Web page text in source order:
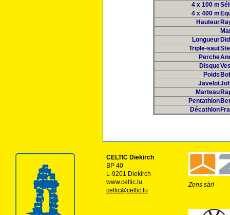
4 x 100 m
4 x 400 m
Hauteur
Longueur
Triple-saut
Perche
Disque
Poids
Javelot
Marteau
Pentathlon
Décathlon
CELTIC Diekirch
BP 40
L-9201 Diekirch
www.celtic.lu
celtic@celtic.lu
Zens sàrl